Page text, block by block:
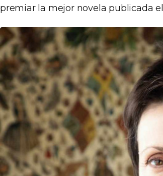
premiar la mejor novela publicada